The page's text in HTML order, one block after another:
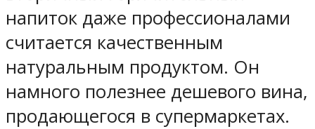
напиток даже профессионалами
считается качественным
натуральным продуктом. Он
намного полезнее дешевого вина,
продающегося в супермаркетах.